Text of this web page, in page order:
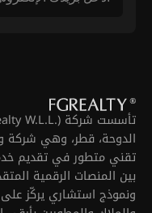
الدوحة، قطر، وهي شركة
تقني متطور في تقديم
بين المنصات الرقمية
ونموذج استشاري يركّز على